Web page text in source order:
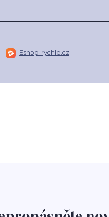
Eshop-rychle.cz